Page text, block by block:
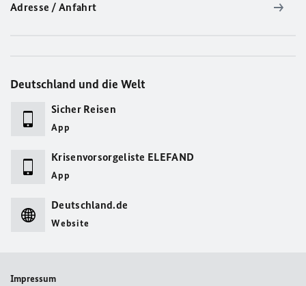
Adresse / Anfahrt
Deutschland und die Welt
Sicher Reisen
App
Krisenvorsorgeliste ELEFAND
App
Deutschland.de
Website
Impressum